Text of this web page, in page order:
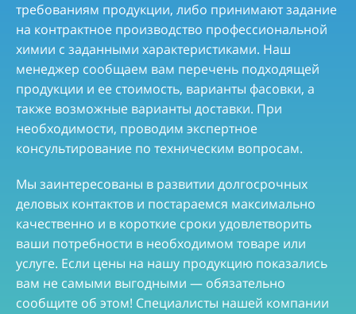
требованиям продукции, либо принимают задание
на контрактное производство профессиональной
химии с заданными характеристиками. Наш
менеджер сообщаем вам перечень подходящей
продукции и ее стоимость, варианты фасовки, а
также возможные варианты доставки. При
необходимости, проводим экспертное
консультирование по техническим вопросам.
Мы заинтересованы в развитии долгосрочных
деловых контактов и постараемся максимально
качественно и в короткие сроки удовлетворить
ваши потребности в необходимом товаре или
услуге. Если цены на нашу продукцию показались
вам не самыми выгодными — обязательно
сообщите об этом! Специалисты нашей компании